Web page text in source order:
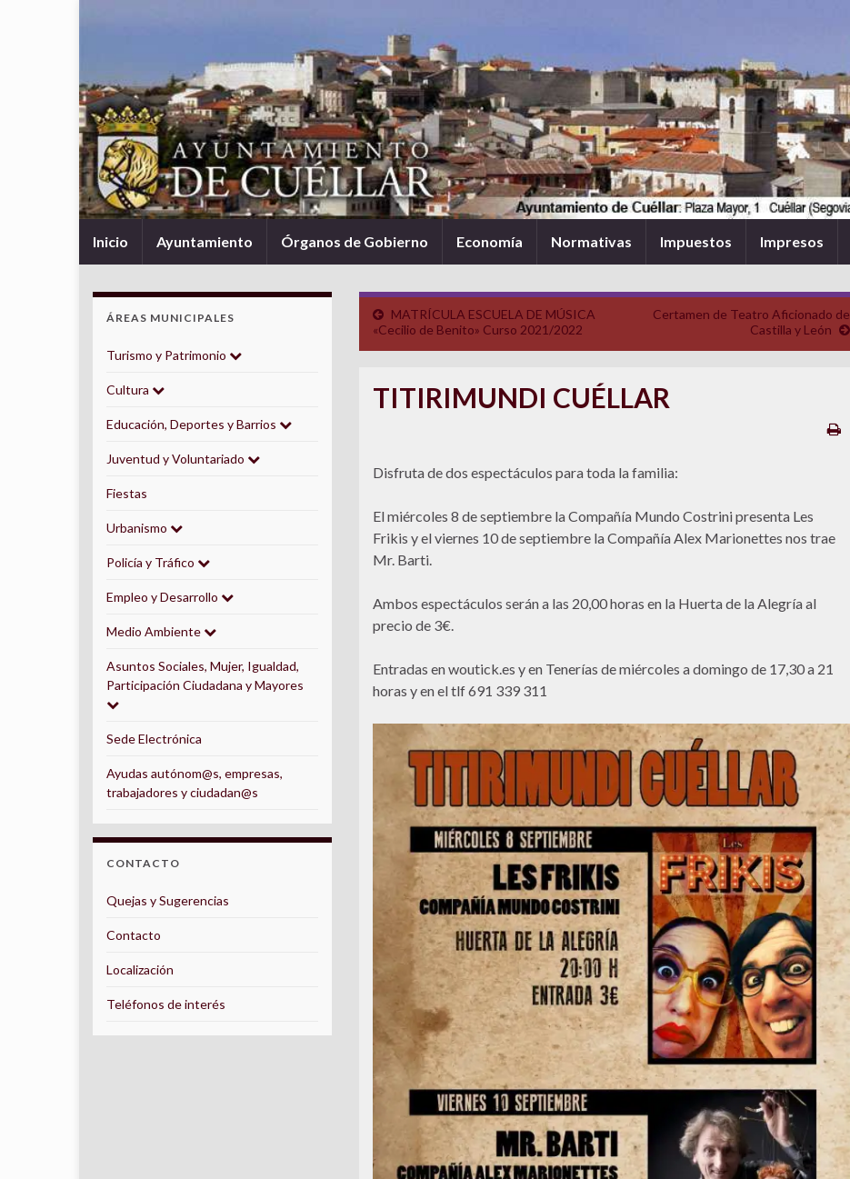
Inicio Ayuntamiento Órganos de Gobierno Economía Normativas Impuestos Impresos
MATRÍCULA ESCUELA DE MÚSICA
«Cecilio de Benito» Curso 2021/2022
Certamen de Teatro Aficionado de
Castilla y León
TITIRIMUNDI CUÉLLAR
Disfruta de dos espectáculos para toda la familia:
El miércoles 8 de septiembre la Compañía Mundo Costrini presenta Les
Frikis y el viernes 10 de septiembre la Compañía Alex Marionettes nos trae
Mr. Barti.
Ambos espectáculos serán a las 20,00 horas en la Huerta de la Alegría al
precio de 3€.
Entradas en woutick.es y en Tenerías de miércoles a domingo de 17,30 a 21
horas y en el tlf 691 339 311
ÁREAS MUNICIPALES
Turismo y Patrimonio
Cultura
Educación, Deportes y Barrios
Juventud y Voluntariado
Fiestas
Urbanismo
Policía y Tráfico
Empleo y Desarrollo
Medio Ambiente
Asuntos Sociales, Mujer, Igualdad,
Participación Ciudadana y Mayores
Sede Electrónica
Ayudas autónom@s, empresas,
trabajadores y ciudadan@s
CONTACTO
Quejas y Sugerencias
Contacto
Localización
Teléfonos de interés